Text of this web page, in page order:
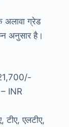
अलावा ग्रेड
अनुसार है।
INR
टीए, एलटीए,